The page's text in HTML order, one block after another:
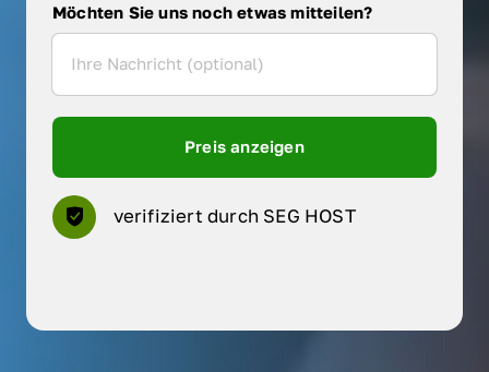
Möchten Sie uns noch etwas mitteilen?
Preis anzeigen
verifiziert durch SEG HOST